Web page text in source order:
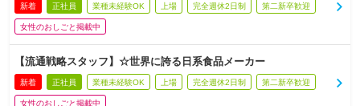
新着 正社員 業種未経験OK 上場 完全週休2日制 第二新卒歓迎
女性のおしごと掲載中
【流通戦略スタッフ】☆世界に誇る日系食品メーカー
新着 正社員 業種未経験OK 上場 完全週休2日制 第二新卒歓迎
女性のおしごと掲載中